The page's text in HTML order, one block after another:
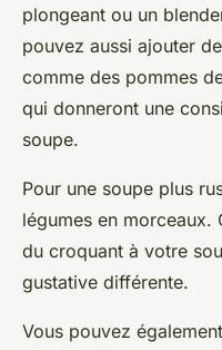
plongeant ou un
pouvez aussi ajouter
comme des pommes
qui donneront une
soupe.
Pour une soupe plus
légumes en morceaux.
du croquant à votre
gustative différente.
Vous pouvez